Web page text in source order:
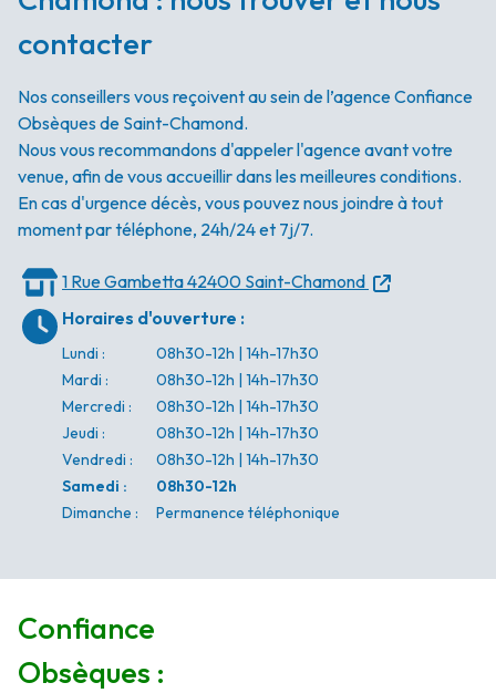
contacter
Nos conseillers vous reçoivent au sein de l’agence Confiance
Obsèques de Saint-Chamond.
Nous vous recommandons d'appeler l'agence avant votre
venue, afin de vous accueillir dans les meilleures conditions.
En cas d'urgence décès, vous pouvez nous joindre à tout
moment par téléphone, 24h/24 et 7j/7.
1 Rue Gambetta42400 Saint-Chamond
Horaires d'ouverture :
Lundi :
08h30-12h | 14h-17h30
Mardi :
08h30-12h | 14h-17h30
Mercredi :
08h30-12h | 14h-17h30
Jeudi :
08h30-12h | 14h-17h30
Vendredi :
08h30-12h | 14h-17h30
Samedi :
08h30-12h
Dimanche : Permanence téléphonique
Confiance
Obsèques :